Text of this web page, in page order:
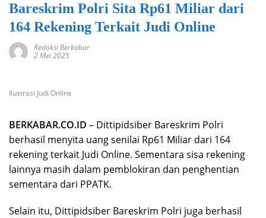
Bareskrim Polri Sita Rp61 Miliar dari
164 Rekening Terkait Judi Online
Redaksi Berkabar
2 Mei 2025
Ilustrasi Judi Online
BERKABAR.CO.ID – Dittipidsiber Bareskrim Polri
berhasil menyita uang senilai Rp61 Miliar dari 164
rekening terkait Judi Online. Sementara sisa rekening
lainnya masih dalam pemblokiran dan penghentian
sementara dari PPATK.
Selain itu, Dittipidsiber Bareskrim Polri juga berhasil